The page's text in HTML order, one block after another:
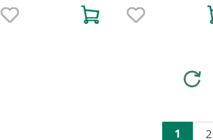
1 2